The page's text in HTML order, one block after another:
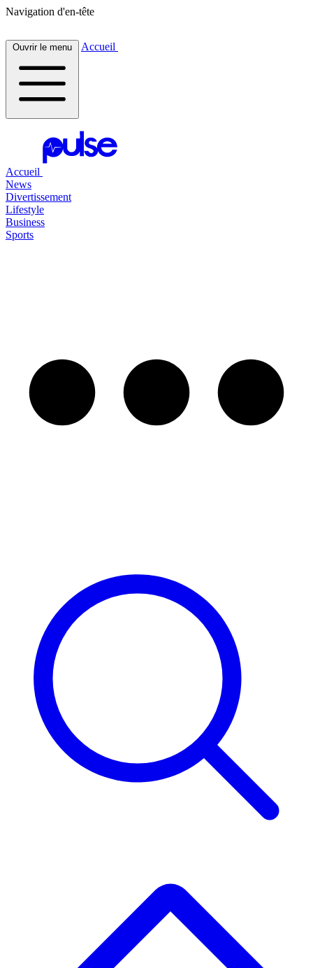
Navigation d'en-tête
Ouvrir le menu Accueil
Accueil
News
Divertissement
Lifestyle
Business
Sports